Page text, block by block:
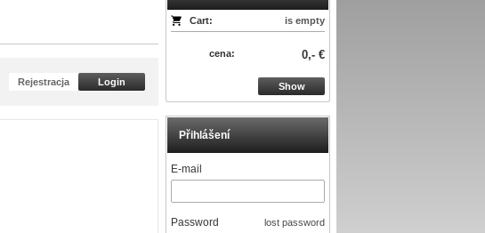
Cart: is empty
cena: 0,- €
Show
Přihlášení
E-mail
Password lost password
Rejestracja Login